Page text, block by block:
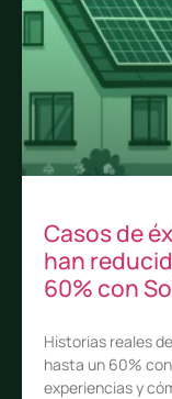
Casos de
han
60% con
Historias reales
hasta un 60%
experiencias y